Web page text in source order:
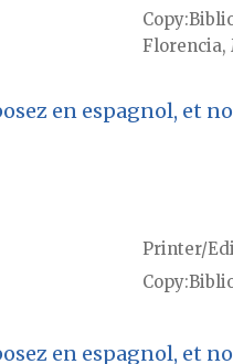
Copy
Florencia,
en espagnol, et
Printer/
Copy
en espagnol, et